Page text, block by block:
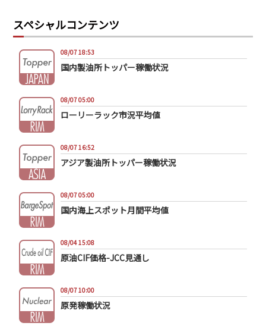
スペシャルコンテンツ
08/07 18:53
国内製油所トッパー稼働状況
08/07 05:00
ローリーラック市況平均値
08/07 16:52
アジア製油所トッパー稼働状況
08/07 05:00
国内海上スポット月間平均値
08/04 15:08
原油CIF価格-JCC見通し
08/07 10:00
原発稼働状況